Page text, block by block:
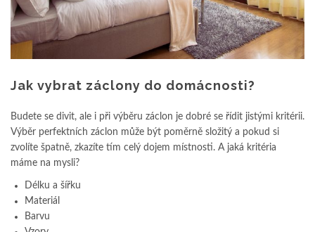
Jak vybrat záclony do domácnosti?
Budete se divit, ale i při výběru záclon je dobré se řídit jistými kritérii.
Výběr perfektních záclon může být poměrně složitý a pokud si
zvolíte špatně, zkazíte tím celý dojem místnosti. A jaká kritéria
máme na mysli?
Délku a šířku
Materiál
Barvu